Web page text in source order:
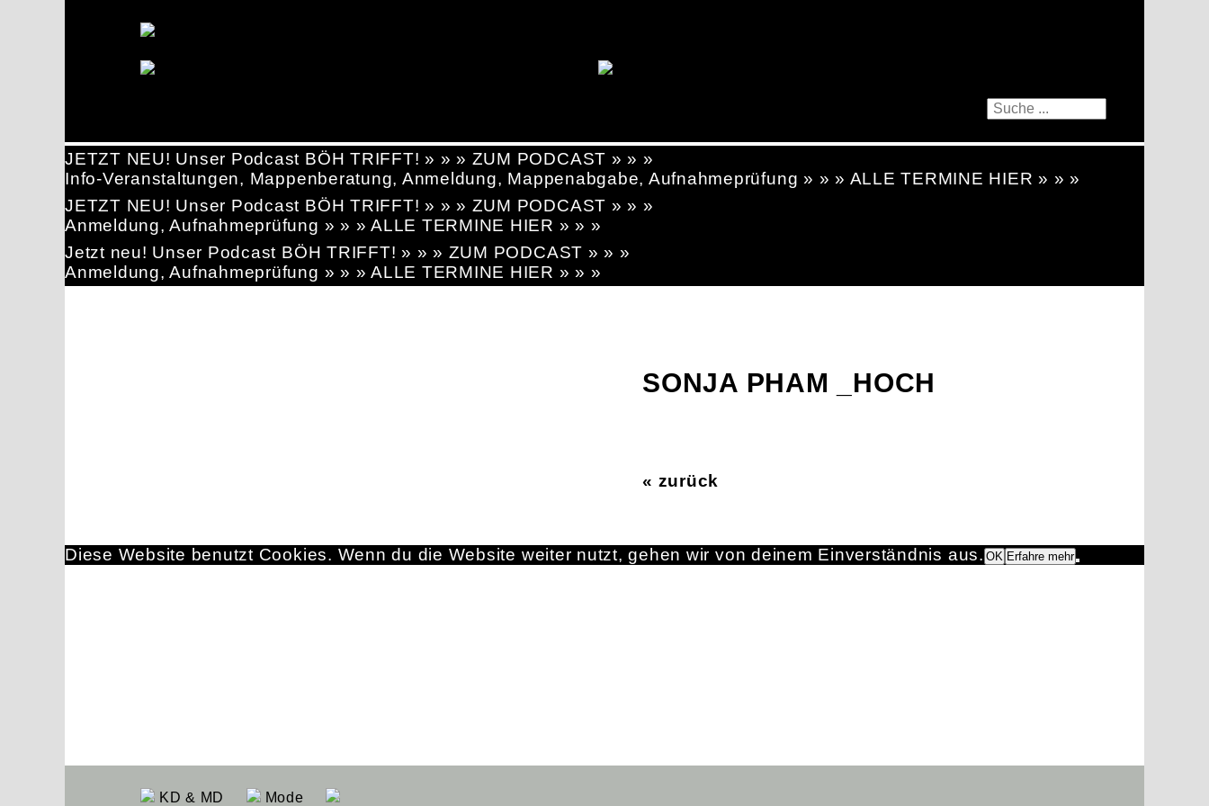
JETZT NEU! Unser Podcast BÖH TRIFFT! » » » ZUM PODCAST » » »
Info-Veranstaltungen, Mappenberatung, Anmeldung, Mappenabgabe, Aufnahmeprüfung » » » ALLE TERMINE HIER » » »
JETZT NEU! Unser Podcast BÖH TRIFFT! » » » ZUM PODCAST » » »
Anmeldung, Aufnahmeprüfung » » » ALLE TERMINE HIER » » »
Jetzt neu! Unser Podcast BÖH TRIFFT! » » » ZUM PODCAST » » »
Anmeldung, Aufnahmeprüfung » » » ALLE TERMINE HIER » » »
SONJA PHAM _HOCH
« zurück
KD & MD Mode
Diese Website benutzt Cookies. Wenn du die Website weiter nutzt, gehen wir von deinem Einverständnis aus. OK Erfahre mehr